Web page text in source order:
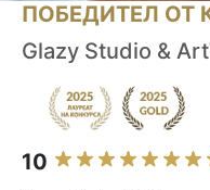
ПОБЕДИТЕЛ ОТ
Glazy Studio &
10